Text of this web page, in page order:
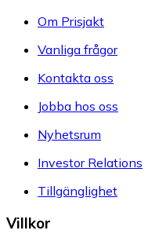
Om Prisjakt
Vanliga frågor
Kontakta oss
Jobba hos oss
Nyhetsrum
Investor Relations
Tillgänglighet
Villkor